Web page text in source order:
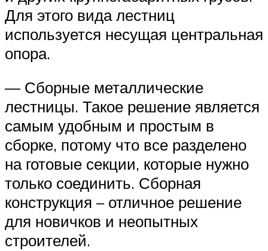
Для этого вида лестниц
используется несущая центральная
опора.
— Сборные металлические
лестницы. Такое решение является
самым удобным и простым в
сборке, потому что все разделено
на готовые секции, которые нужно
только соединить. Сборная
конструкция – отличное решение
для новичков и неопытных
строителей.